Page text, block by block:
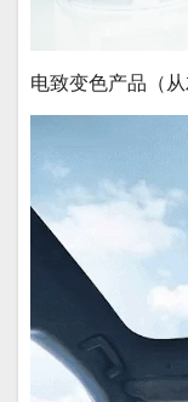
电致变色产品（